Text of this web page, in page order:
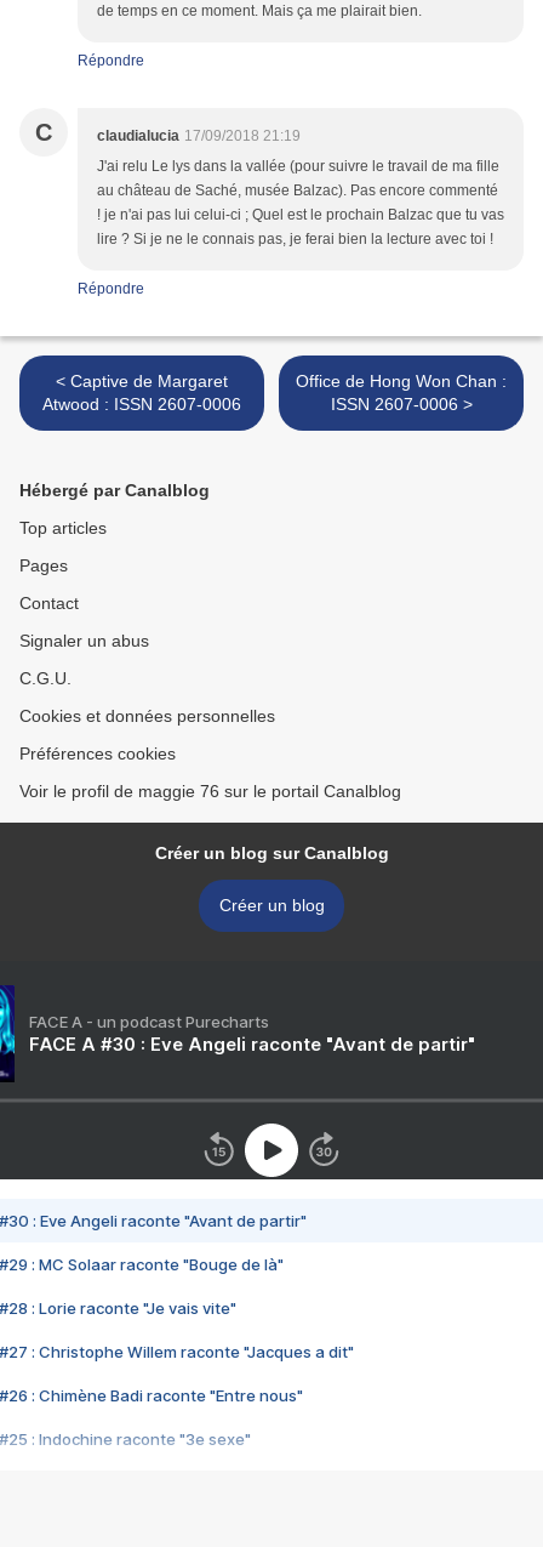
de temps en ce moment. Mais ça me plairait bien.
Répondre
C claudialucia 17/09/2018 21:19
J'ai relu Le lys dans la vallée (pour suivre le travail de ma fille
au château de Saché, musée Balzac). Pas encore commenté
! je n'ai pas lui celui-ci ; Quel est le prochain Balzac que tu vas
lire ? Si je ne le connais pas, je ferai bien la lecture avec toi !
Répondre
< Captive de Margaret
Atwood : ISSN 2607-0006
Office de Hong Won Chan :
ISSN 2607-0006 >
Hébergé par Canalblog
Top articles
Pages
Contact
Signaler un abus
C.G.U.
Cookies et données personnelles
Préférences cookies
Voir le profil de maggie 76 sur le portail Canalblog
Créer un blog sur Canalblog
Créer un blog
FACE A - un podcast Purecharts
FACE A #30 : Eve Angeli raconte "Avant de partir"
#30 : Eve Angeli raconte "Avant de partir"
#29 : MC Solaar raconte "Bouge de là"
#28 : Lorie raconte "Je vais vite"
#27 : Christophe Willem raconte "Jacques a dit"
#26 : Chimène Badi raconte "Entre nous"
#25 : Indochine raconte "3e sexe"